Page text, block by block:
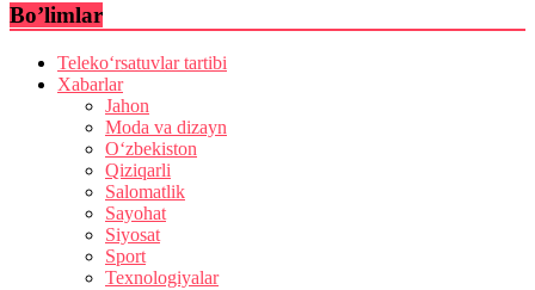
Bo’limlar
Teleko‘rsatuvlar tartibi
Xabarlar
Jahon
Moda va dizayn
O‘zbekiston
Qiziqarli
Salomatlik
Sayohat
Siyosat
Sport
Texnologiyalar